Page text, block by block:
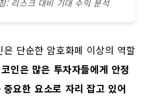
: 리스크 대비 기대 수익 분석
단순한 암호화폐 이상의 역할
인은 많은 투자자들에게 안정
요한 요소로 자리 잡고 있어